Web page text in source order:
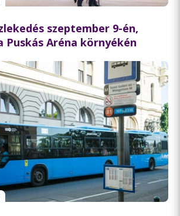
szeptember 9-én,
Puskás Aréna környékén